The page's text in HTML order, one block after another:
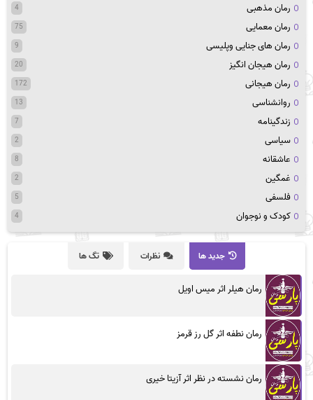
رمان مذهبی 4
رمان معمایی 75
رمان های جنایی وپلیسی 9
رمان هیجان انگیز 20
رمان هیجانی 172
روانشناسی 13
زندگینامه 7
سیاسی 2
عاشقانه 8
غمگین 2
فلسفی 5
کودک و نوجوان 4
جدید ها نظرات تگ ها
رمان هیلر اثر میس اویل
رمان نطفه اثر گل رز قرمز
رمان نشسته در نظر اثر آزیتا خیری